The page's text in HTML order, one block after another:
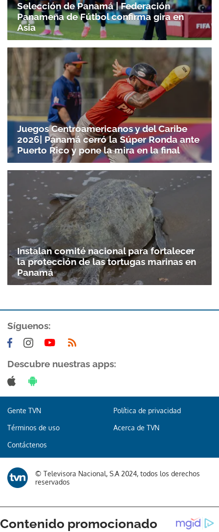
Gracias por suscribirte a nuestro boletín.
Selección de Panamá | Federación
Panameña de Fútbol confirma gira en
Asia
Juegos Centroamericanos y del Caribe
2026| Panamá cerró la Súper Ronda ante
Puerto Rico y pone la mira en la final
Instalan comité nacional para fortalecer
la protección de las tortugas marinas en
Panamá
Síguenos:
Descubre nuestras apps:
Gente TVN Política de privacidad
Términos de uso Acerca de TVN
Contáctenos
© Televisora Nacional, S.A 2024, todos los derechos
reservados